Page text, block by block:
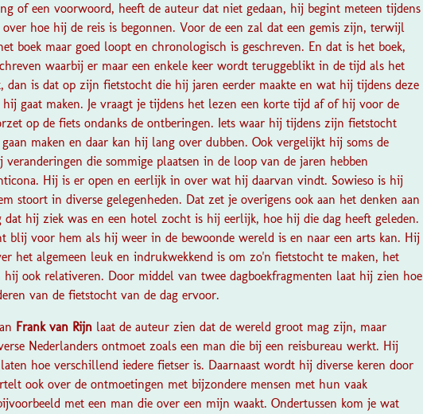
of een voorwoord, heeft de auteur dat niet gedaan, hij begint meteen tijdens
hoe hij de reis is begonnen. Voor de een zal dat een gemis zijn, terwijl
boek maar goed loopt en chronologisch is geschreven. En dat is het boek,
waarbij er maar een enkele keer wordt teruggeblikt in de tijd als het
is dat op zijn fietstocht die hij jaren eerder maakte en wat hij tijdens deze
gaat maken. Je vraagt je tijdens het lezen een korte tijd af of hij voor de
op de fiets ondanks de ontberingen. Iets waar hij tijdens zijn fietstocht
maken en daar kan hij lang over dubben. Ook vergelijkt hij soms de
die sommige plaatsen in de loop van de jaren hebben
Hij is er open en eerlijk in over wat hij daarvan vindt. Sowieso is hij
stoort in diverse gelegenheden. Dat zet je overigens ook aan het denken aan
hij ziek was en een hotel zocht is hij eerlijk, hoe hij die dag heeft geleden.
blij voor hem als hij weer in de bewoonde wereld is en naar een arts kan. Hij
het algemeen leuk en indrukwekkend is om zo'n fietstocht te maken, het
hij ook relativeren. Door middel van twee dagboekfragmenten laat hij zien hoe
van de fietstocht van de dag ervoor.
Frank van Rijn laat de auteur zien dat de wereld groot mag zijn, maar
Nederlanders ontmoet zoals een man die bij een reisbureau werkt. Hij
hoe verschillend iedere fietser is. Daarnaast wordt hij diverse keren door
ook over de ontmoetingen met bijzondere mensen met hun vaak
met een man die over een mijn waakt. Ondertussen kom je wat